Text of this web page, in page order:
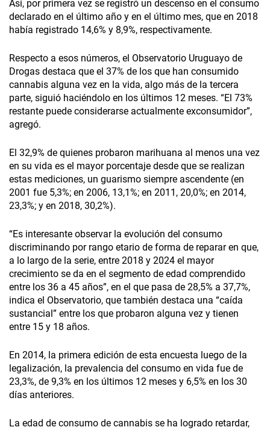
Así, por primera vez se registró un descenso en el consumo
declarado en el último año y en el último mes, que en 2018
había registrado 14,6% y 8,9%, respectivamente.
Respecto a esos números, el Observatorio Uruguayo de
Drogas destaca que el 37% de los que han consumido
cannabis alguna vez en la vida, algo más de la tercera
parte, siguió haciéndolo en los últimos 12 meses. “El 73%
restante puede considerarse actualmente exconsumidor”,
agregó.
El 32,9% de quienes probaron marihuana al menos una vez
en su vida es el mayor porcentaje desde que se realizan
estas mediciones, un guarismo siempre ascendente (en
2001 fue 5,3%; en 2006, 13,1%; en 2011, 20,0%; en 2014,
23,3%; y en 2018, 30,2%).
“Es interesante observar la evolución del consumo
discriminando por rango etario de forma de reparar en que,
a lo largo de la serie, entre 2018 y 2024 el mayor
crecimiento se da en el segmento de edad comprendido
entre los 36 a 45 años”, en el que pasa de 28,5% a 37,7%,
indica el Observatorio, que también destaca una “caída
sustancial” entre los que probaron alguna vez y tienen
entre 15 y 18 años.
En 2014, la primera edición de esta encuesta luego de la
legalización, la prevalencia del consumo en vida fue de
23,3%, de 9,3% en los últimos 12 meses y 6,5% en los 30
días anteriores.
La edad de consumo de cannabis se ha logrado retardar,